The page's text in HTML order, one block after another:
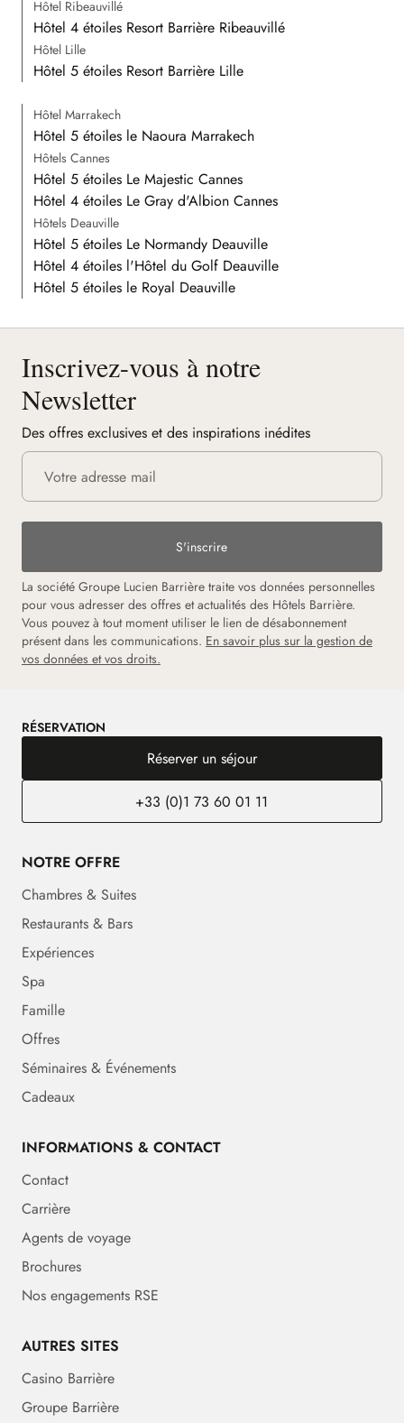
Hôtel Ribeauvillé
Hôtel 4 étoiles Resort Barrière Ribeauvillé
Hôtel Lille
Hôtel 5 étoiles Resort Barrière Lille
Hôtel Marrakech
Hôtel 5 étoiles le Naoura Marrakech
Hôtels Cannes
Hôtel 5 étoiles Le Majestic Cannes
Hôtel 4 étoiles Le Gray d'Albion Cannes
Hôtels Deauville
Hôtel 5 étoiles Le Normandy Deauville
Hôtel 4 étoiles l'Hôtel du Golf Deauville
Hôtel 5 étoiles le Royal Deauville
Inscrivez-vous à notre
Newsletter
Des offres exclusives et des inspirations inédites
S'inscrire
La société Groupe Lucien Barrière traite vos données personnelles
pour vous adresser des offres et actualités des Hôtels Barrière.
Vous pouvez à tout moment utiliser le lien de désabonnement
présent dans les communications. En savoir plus sur la gestion de
vos données et vos droits.
RÉSERVATION
Réserver un séjour
+33 (0)1 73 60 01 11
NOTRE OFFRE
Chambres & Suites
Restaurants & Bars
Expériences
Spa
Famille
Offres
Séminaires & Événements
Cadeaux
INFORMATIONS & CONTACT
Contact
Carrière
Agents de voyage
Brochures
Nos engagements RSE
AUTRES SITES
Casino Barrière
Groupe Barrière